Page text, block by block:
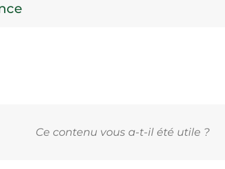
Ce contenu vous a-t-il été utile ?